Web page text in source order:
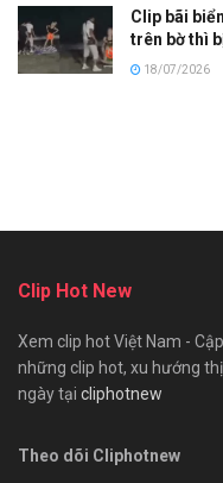
Clip bãi
trên bờ thì
18/07/2026
Clip Hot New
Xem clip hot Việt Nam -
những clip hot, xu hướng
ngày tại cliphotnew
Theo dõi Cliphotnew